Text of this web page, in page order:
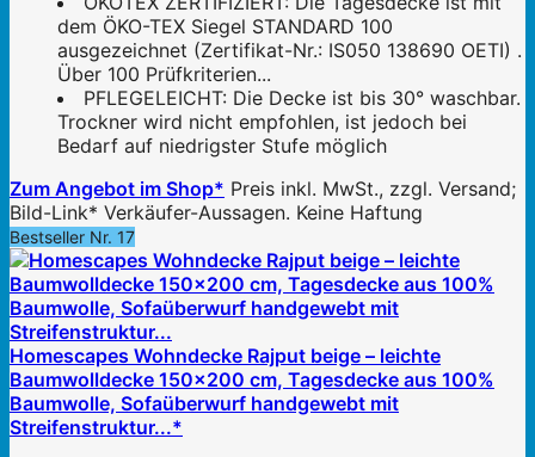
dem ÖKO-TEX Siegel STANDARD 100
ausgezeichnet (Zertifikat-Nr.: IS050 138690 OETI) .
Über 100 Prüfkriterien...
PFLEGELEICHT: Die Decke ist bis 30° waschbar.
Trockner wird nicht empfohlen, ist jedoch bei
Bedarf auf niedrigster Stufe möglich
Zum Angebot im Shop* Preis inkl. MwSt., zzgl. Versand;
Bild-Link* Verkäufer-Aussagen. Keine Haftung
Bestseller Nr. 17
Homescapes Wohndecke Rajput beige – leichte
Baumwolldecke 150x200 cm, Tagesdecke aus 100%
Baumwolle, Sofaüberwurf handgewebt mit
Streifenstruktur...*